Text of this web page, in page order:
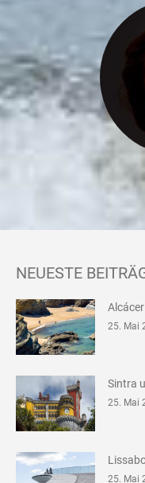
NEUESTE
25. Mai
Sintra
25. Mai
25. Mai